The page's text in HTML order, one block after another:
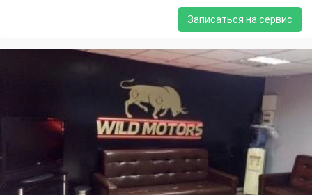
Записаться на сервис